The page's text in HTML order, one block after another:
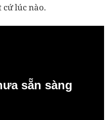
lúc nào.
sẵn sàng